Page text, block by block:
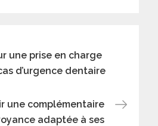
une prise en charge
d’urgence dentaire
une complémentaire
adaptée à ses